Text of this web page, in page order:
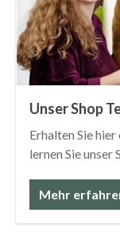
Unser Shop
Erhalten Sie
lernen Sie unser
Mehr